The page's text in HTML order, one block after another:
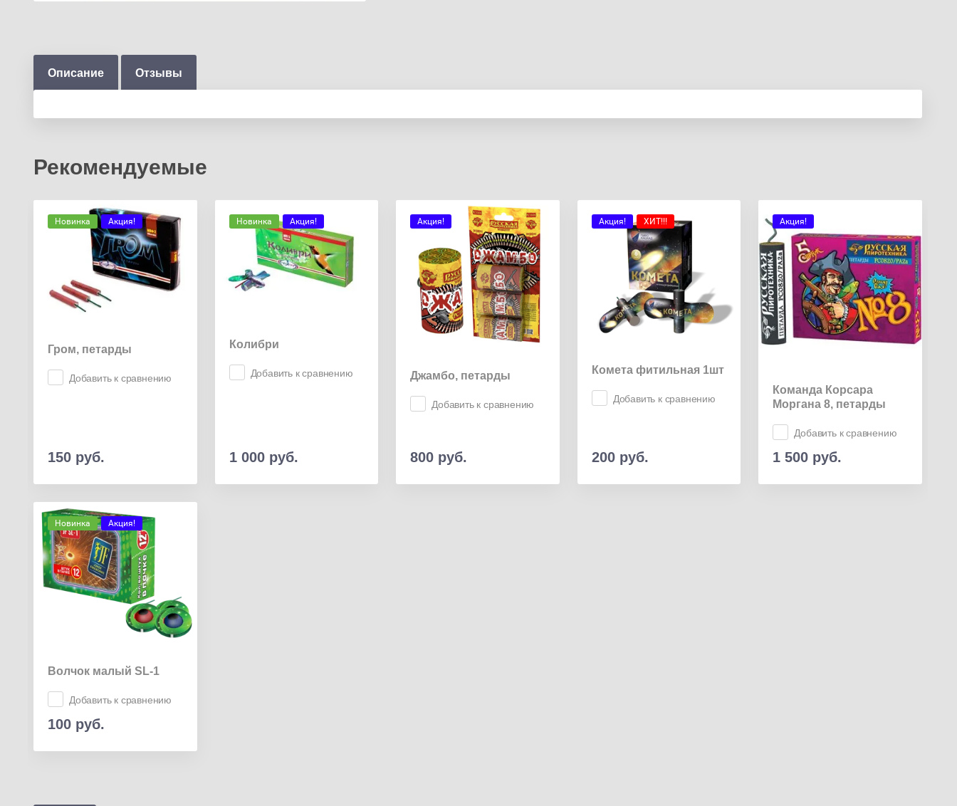
Описание Отзывы
Рекомендуемые
Новинка Акция!
Гром, петарды
Добавить к сравнению
150 руб.
Новинка Акция!
Колибри
Добавить к сравнению
1 000руб.
Акция!
Джамбо, петарды
Добавить к сравнению
800 руб.
Акция! ХИТ!!!
Комета фитильная 1шт
Добавить к сравнению
200руб.
Акция!
Команда Корсара
Моргана 8, петарды
Добавить к сравнению
1 500 руб.
Новинка Акция!
Волчок малый SL-1
Добавить к сравнению
100 руб.